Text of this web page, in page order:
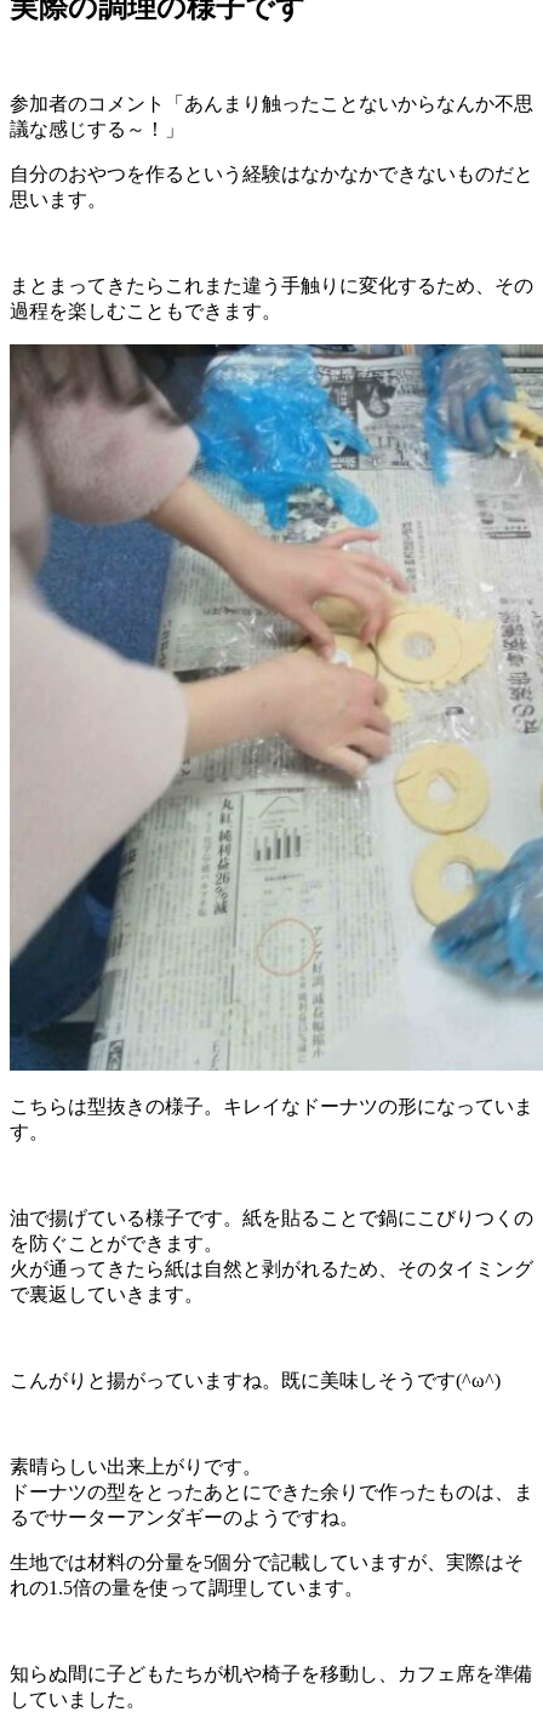
実際の調理の様子です
参加者のコメント「あんまり触ったことないからなんか不思
議な感じする～！」
自分のおやつを作るという経験はなかなかできないものだと
思います。
まとまってきたらこれまた違う手触りに変化するため、その
過程を楽しむこともできます。
こちらは型抜きの様子。キレイなドーナツの形になっていま
す。
油で揚げている様子です。紙を貼ることで鍋にこびりつくの
を防ぐことができます。
火が通ってきたら紙は自然と剥がれるため、そのタイミング
で裏返していきます。
こんがりと揚がっていますね。既に美味しそうです(^ω^)
素晴らしい出来上がりです。
ドーナツの型をとったあとにできた余りで作ったものは、ま
るでサーターアンダギーのようですね。
生地では材料の分量を5個分で記載していますが、実際はそ
れの1.5倍の量を使って調理しています。
知らぬ間に子どもたちが机や椅子を移動し、カフェ席を準備
していました。